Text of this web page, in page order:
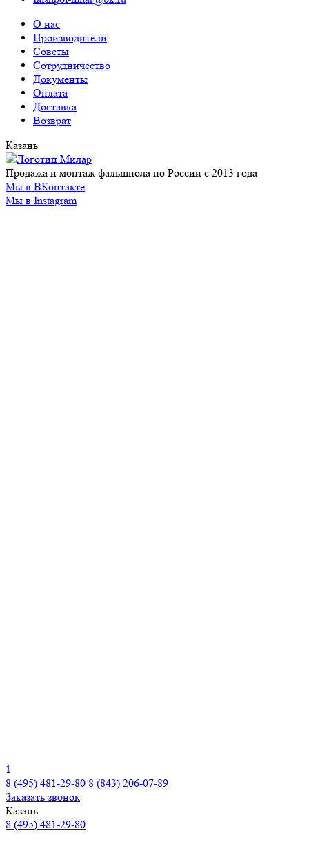
О нас
Производители
Советы
Сотрудничество
Документы
Оплата
Доставка
Возврат
Казань
Продажа и монтаж фальшпола по России с 2013 года
Мы в ВКонтакте
Мы в Instagram
1
8 (495) 481-29-80 8 (843) 206-07-89
Заказать звонок
Казань
8 (495) 481-29-80